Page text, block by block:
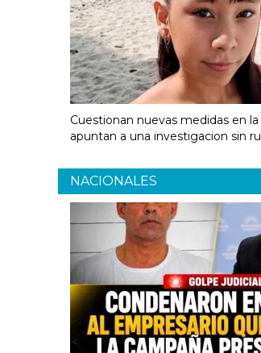
Cuestionan nuevas medidas en
apuntan a una investigacion sin
NACIONALES